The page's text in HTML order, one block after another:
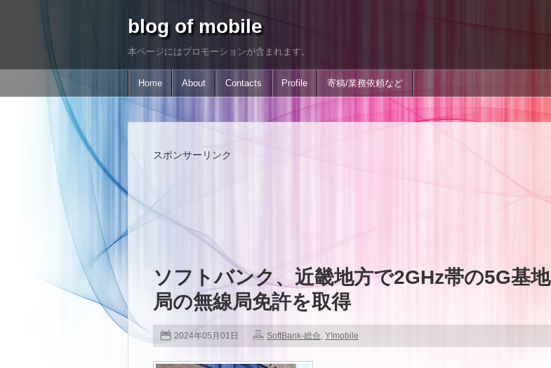
blog of mobile
本ページにはプロモーションが含まれます。
Home About Contacts Profile 寄稿/業務依頼など
スポンサーリンク
ソフトバンク、近畿地方で2GHz帯の5G基地
局の無線局免許を取得
2024年05月01日 SoftBank-総合, Y!mobile